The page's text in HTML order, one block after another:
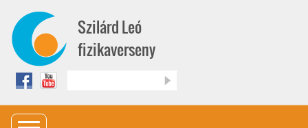
Szilárd Leó
fizikaverseny